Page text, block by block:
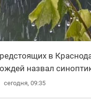
в
назвал
сегодня, 09:35